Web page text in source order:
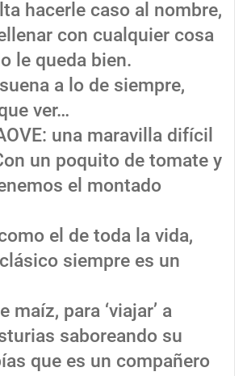
hacerle caso al nombre,
con cualquier cosa
le queda bien.
a lo de siempre,
ver…
una maravilla difícil
un poquito de tomate y
el montado
el de toda la vida,
siempre es un
maíz, para ‘viajar’ a
saboreando su
que es un compañero